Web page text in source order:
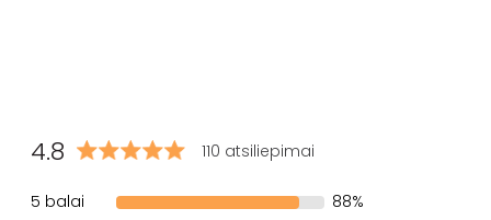
4.8 110 atsiliepimai
5 balai
88%